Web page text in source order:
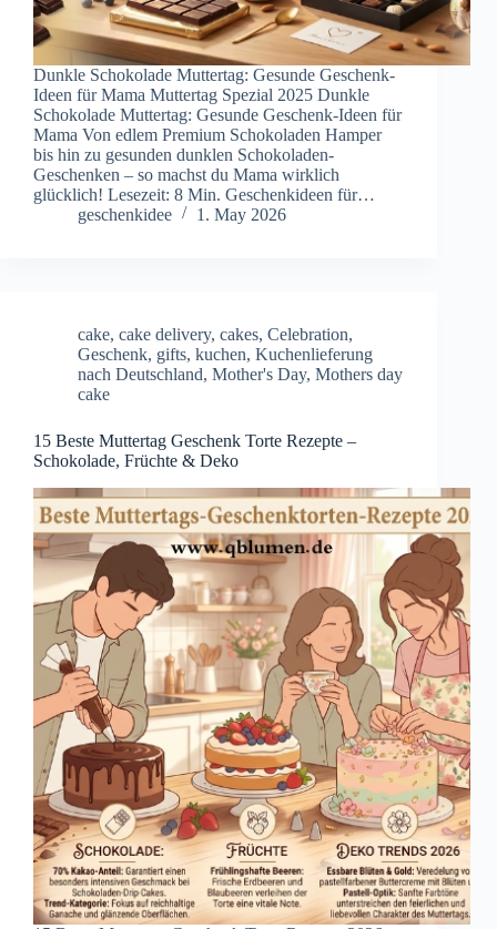
Dunkle Schokolade Muttertag: Gesunde Geschenk-
Ideen für Mama Muttertag Spezial 2025 Dunkle
Schokolade Muttertag: Gesunde Geschenk-Ideen für
Mama Von edlem Premium Schokoladen Hamper
bis hin zu gesunden dunklen Schokoladen-
Geschenken – so machst du Mama wirklich
glücklich! Lesezeit: 8 Min. Geschenkideen für…
geschenkidee
1. May 2026
cake, cake delivery, cakes, Celebration,
Geschenk, gifts, kuchen, Kuchenlieferung
nach Deutschland, Mother's Day, Mothers day
cake
15 Beste Muttertag Geschenk Torte Rezepte –
Schokolade, Früchte & Deko